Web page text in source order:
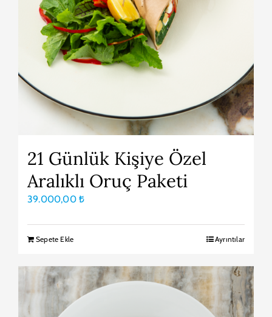
21 Günlük Kişiye Özel
Aralıklı Oruç Paketi
39.000,00 ₺
Sepete Ekle Ayrıntılar